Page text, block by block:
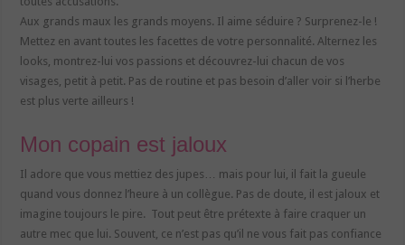
Aux grands maux les grands moyens. Il aime séduire ? Surprenez-le !
Mettez en avant toutes les facettes de votre personnalité. Alternez les
looks, montrez-lui vos passions et découvrez-lui chacun de vos
visages, petit à petit. Pas de routine et pas besoin d’aller voir si l’herbe
est plus verte ailleurs !
Mon copain est jaloux
Il adore que vous mettiez des jupes… mais pour lui, il fait la gueule
quand vous donnez l’heure à un collègue. Pas de doute, il est jaloux et
imagine toujours le pire. Tout peut être prétexte à faire craquer un
autre mec que lui. Souvent, ce n’est pas qu’il ne vous fait pas confiance